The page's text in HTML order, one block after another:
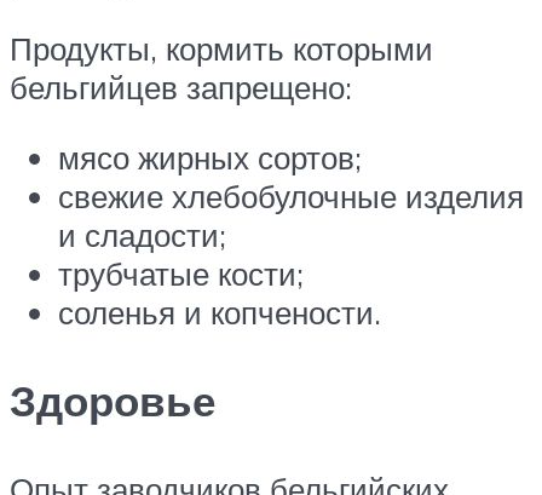
Продукты, кормить которыми
бельгийцев запрещено:
мясо жирных сортов;
свежие хлебобулочные изделия
и сладости;
трубчатые кости;
соленья и копчености.
Здоровье